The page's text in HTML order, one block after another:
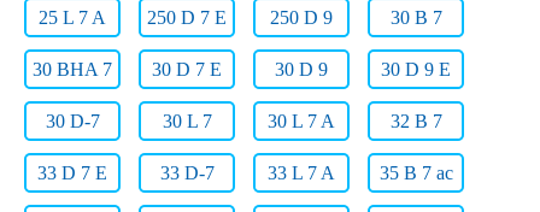
25 L 7 A 250 D 7 E 250 D 9 30 B 7
30 BHA 7 30 D 7 E 30 D 9 30 D 9 E
30 D-7 30 L 7 30 L 7 A 32 B 7
33 D 7 E 33 D-7 33 L 7 A 35 B 7 ac